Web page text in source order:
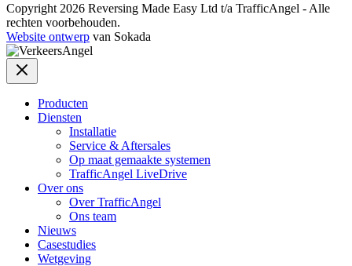
Copyright 2026 Reversing Made Easy Ltd t/a TrafficAngel - Alle
rechten voorbehouden.
Website ontwerp van Sokada
Producten
Diensten
Installatie
Service & Aftersales
Op maat gemaakte systemen
TrafficAngel LiveDrive
Over ons
Over TrafficAngel
Ons team
Nieuws
Casestudies
Wetgeving